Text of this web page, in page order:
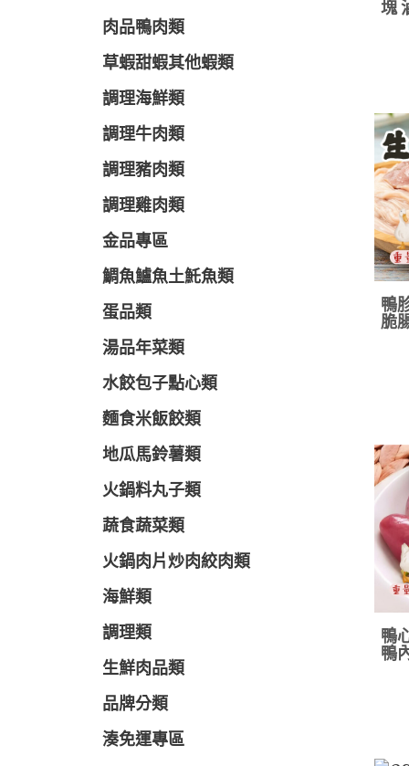
肉品鴨肉類
草蝦甜蝦其他蝦類
調理海鮮類
調理牛肉類
調理豬肉類
調理雞肉類
金品專區
鯛魚鱸魚土魠魚類
蛋品類
湯品年菜類
水餃包子點心類
麵食米飯餃類
地瓜馬鈴薯類
火鍋料丸子類
蔬食蔬菜類
火鍋肉片炒肉絞肉類
海鮮類
調理類
生鮮肉品類
品牌分類
湊免運專區
塊
鴨
脆
鴨
鴨